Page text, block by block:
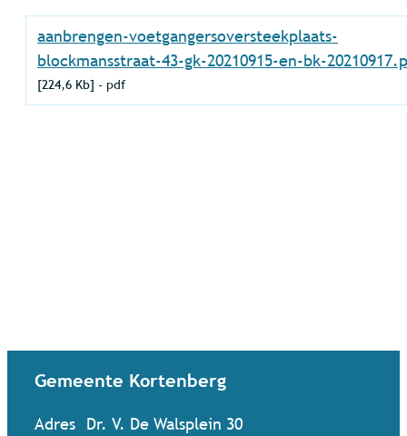
aanbrengen-voetgangersoversteekplaats-
blockmansstraat-43-gk-20210915-en-bk-
224,6 Kb pdf
Gemeente Kortenberg
Adres Dr. V. De Walsplein 30